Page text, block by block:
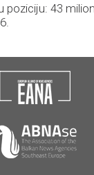
poziciju: 43